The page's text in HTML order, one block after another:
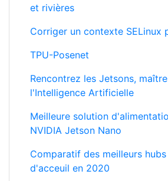
et rivières
Corriger un contexte SELinux
TPU-Posenet
Rencontrez les Jetsons,
l'Intelligence Artificielle
Meilleure solution
NVIDIA Jetson Nano
Comparatif des meilleurs
d'acceuil en 2020